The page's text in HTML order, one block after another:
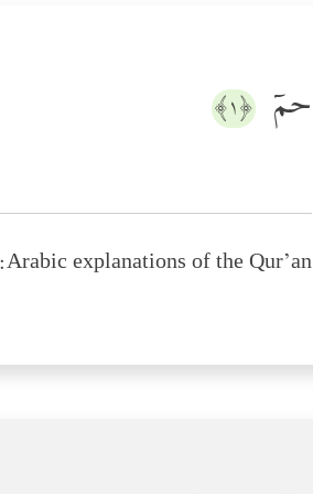
حمۤ ﴿١﴾
Arabic explanations of the Qur’an: